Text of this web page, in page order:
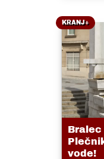
KRANJ+
Bralec
vode!